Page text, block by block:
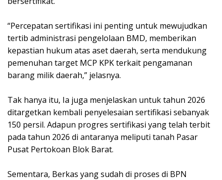
‎“Percepatan sertifikasi ini penting untuk mewujudkan
tertib administrasi pengelolaan BMD, memberikan
kepastian hukum atas aset daerah, serta mendukung
pemenuhan target MCP KPK terkait pengamanan
barang milik daerah,” jelasnya.
‎Tak hanya itu, Ia juga menjelaskan untuk tahun 2026
ditargetkan kembali penyelesaian sertifikasi sebanyak
150 persil. Adapun progres sertifikasi yang telah terbit
pada tahun 2026 di antaranya meliputi tanah Pasar
Pusat Pertokoan Blok Barat.
‎Sementara, Berkas yang sudah di proses di BPN